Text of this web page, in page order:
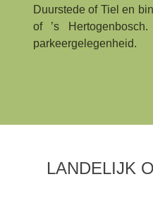
Duurstede of Tiel en
of ’s
parkeergelegenheid.
LANDELIJK